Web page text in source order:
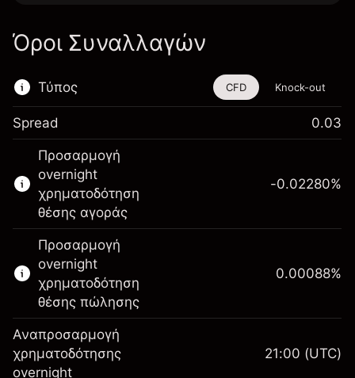
Όροι Συναλλαγών
Τύπος
Αυτό το χρηματοοικονομικό εργαλείο είναι
διαθέσιμο για διαπραγμάτευση μέσω CFDs
και Knock-outs.
Μάθετε περισσότερα σχετικά με:
CFDs
Knock-outs
CFD Knock-out
Spread 0.03
Προσαρμογή
overnight
χρηματοδότηση
θέσης αγοράς
Περιθώριο. Η επένδυσή
σας
A$1,000.00
-0.02280%
Προσαρμογή
overnight
χρηματοδότηση
θέσης πώλησης
0.00088%
Αναπροσαρμογή
χρηματοδότησης
overnight
21:00 (UTC)